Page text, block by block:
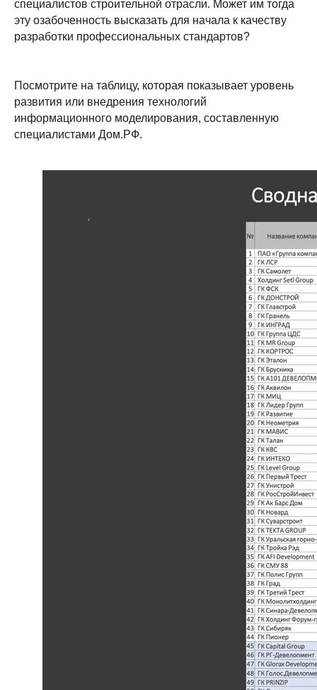
специалистов строительной отрасли. Может им тогда
эту озабоченность высказать для начала к качеству
разработки профессиональных стандартов?
Посмотрите на таблицу, которая показывает уровень
развития или внедрения технологий
информационного моделирования, составленную
специалистами Дом.РФ.